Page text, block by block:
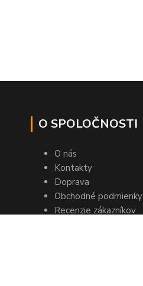
O SPOLOČNOSTI
O nás
Kontakty
Doprava
Obchodné podmienky
Recenzie zákazníkov